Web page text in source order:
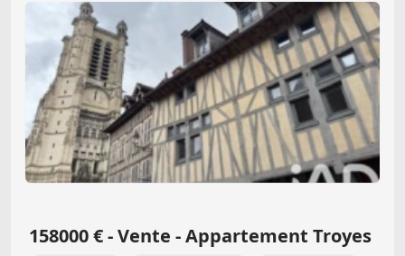
158000 € - Vente - Appartement Troyes